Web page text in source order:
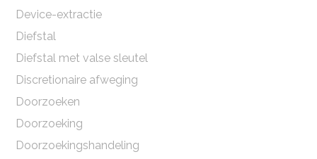
Device-extractie
Diefstal
Diefstal met valse sleutel
Discretionaire afweging
Doorzoeken
Doorzoeking
Doorzoekingshandeling